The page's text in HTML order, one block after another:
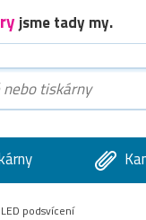
jsme tady my.
podsvícení